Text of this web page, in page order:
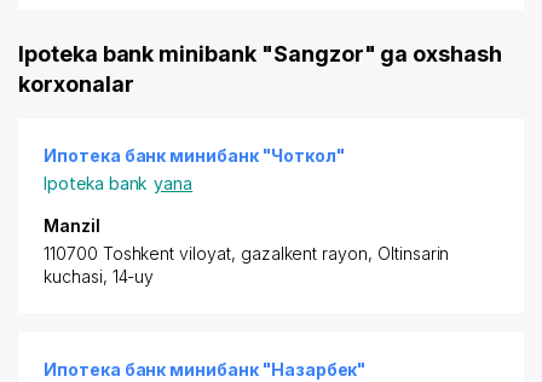
Ipoteka bank minibank "Sangzor" ga oxshash
korxonalar
Ипотека банк минибанк "Чоткол"
Ipoteka bank yana
Manzil
110700 Toshkent viloyat, gazalkent rayon, Oltinsarin
kuchasi, 14-uy
Ипотека банк минибанк "Назарбек"